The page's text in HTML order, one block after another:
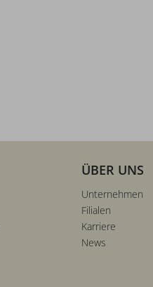
ÜBER UNS
Unternehmen
Filialen
Karriere
News